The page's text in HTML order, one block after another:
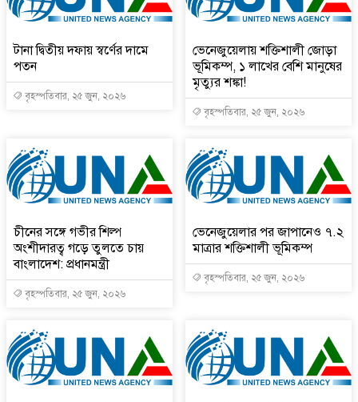
টানা দ্বিতীয় দফায় স্বর্ণের দামে
পতন
বৃহস্পতিবার, ২৫ জুন, ২০২৬
ভেনেজুয়েলায় শক্তিশালী জোড়া
ভূমিকম্প, ১ লাখের বেশি মানুষের
মৃত্যুর শঙ্কা!
বৃহস্পতিবার, ২৫ জুন, ২০২৬
চীনের সঙ্গে গভীর শিল্প
অংশীদারত্ব গড়ে তুলতে চায়
বাংলাদেশ: প্রধানমন্ত্রী
বৃহস্পতিবার, ২৫ জুন, ২০২৬
ভেনেজুয়েলার পর জাপানেও ৭.২
মাত্রার শক্তিশালী ভূমিকম্প
বৃহস্পতিবার, ২৫ জুন, ২০২৬